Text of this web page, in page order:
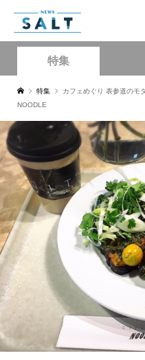
特集
特集
カフェめぐり 表参道のモ
NOODLE